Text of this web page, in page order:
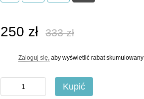
250 zł 333 zł
Zaloguj się, aby wyświetlić rabat skumulowany
Kupić